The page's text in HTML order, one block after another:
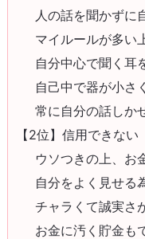
人の話を聞かずに
マイルールが多い
自分中心で聞く耳
自己中で器が小さ
常に自分の話しか
【2位】信用できない
ウソつきの上、お
自分をよく見せる
チャラくて誠実さ
お金に汚く貯金も